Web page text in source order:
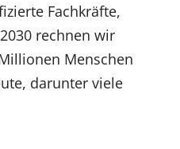
Fachkräfte,
rechnen wir
Menschen
darunter viele